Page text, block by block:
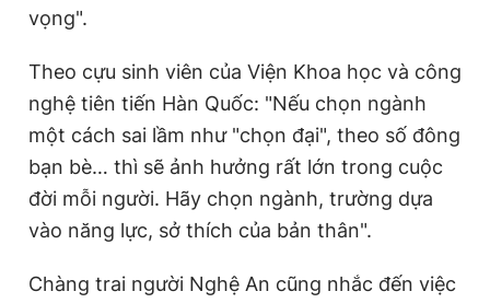
vọng".
Theo cựu sinh viên của Viện Khoa học và công
nghệ tiên tiến Hàn Quốc: "Nếu chọn ngành
một cách sai lầm như "chọn đại", theo số đông
bạn bè… thì sẽ ảnh hưởng rất lớn trong cuộc
đời mỗi người. Hãy chọn ngành, trường dựa
vào năng lực, sở thích của bản thân".
Chàng trai người Nghệ An cũng nhắc đến việc